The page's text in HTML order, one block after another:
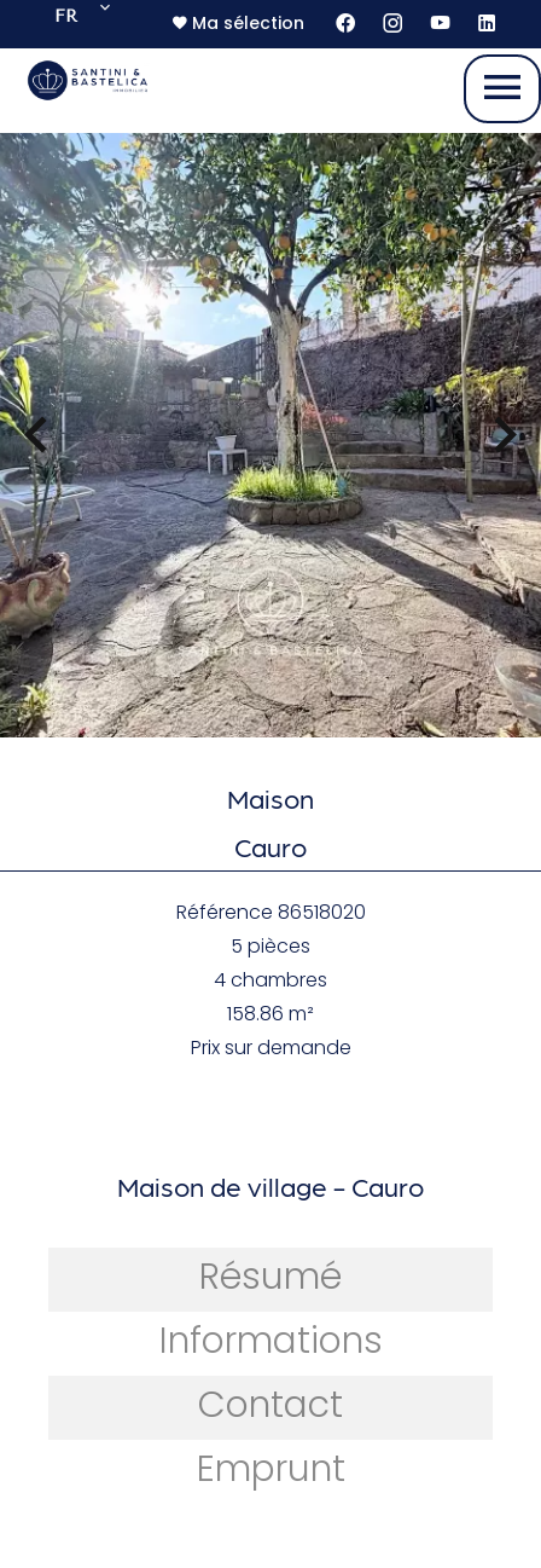
FR Ma sélection
Maison
Cauro
Référence 86518020
5 pièces
4 chambres
158.86 m²
Prix sur demande
Maison de village - Cauro
Résumé
Informations
Contact
Emprunt